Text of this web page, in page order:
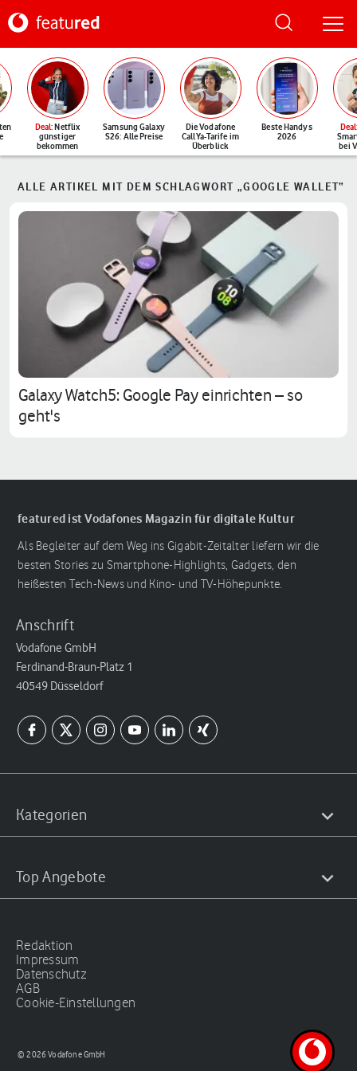
Deal: Netflix
günstiger
bekommen
Samsung Galaxy
S26: Alle Preise
Die Vodafone
CallYa-Tarife im
Überblick
Beste Handys
2026
Deal
bei
ALLE ARTIKEL MIT DEM SCHLAGWORT „GOOGLE WALLET“
Galaxy Watch5: Google Pay einrichten – so
geht's
featured ist Vodafones Magazin für digitale Kultur
Als Begleiter auf dem Weg ins Gigabit-Zeitalter liefern wir die
besten Stories zu Smartphone-Highlights, Gadgets, den
heißesten Tech-News und Kino- und TV-Höhepunkte.
Anschrift
Vodafone GmbH
Ferdinand-Braun-Platz 1
40549 Düsseldorf
Kategorien
Top Angebote
Redaktion
Impressum
Datenschutz
AGB
Cookie-Einstellungen
© 2026 Vodafone GmbH